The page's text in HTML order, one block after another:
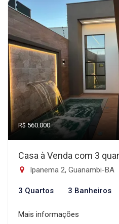
R$ 560.000
Casa à Venda com 3
Ipanema 2, Guanambi-BA
3 Quartos 3 Banheiros
Mais informações